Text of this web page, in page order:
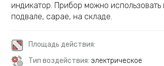
индикатор. Прибор можно использовать
подвале, сарае, на складе.
Площадь действия:
Тип воздействия: электрическое